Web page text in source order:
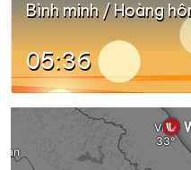
Bình minh / Hoàng
05:36